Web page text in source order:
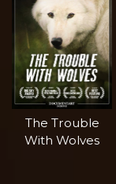
The Trouble
With Wolves